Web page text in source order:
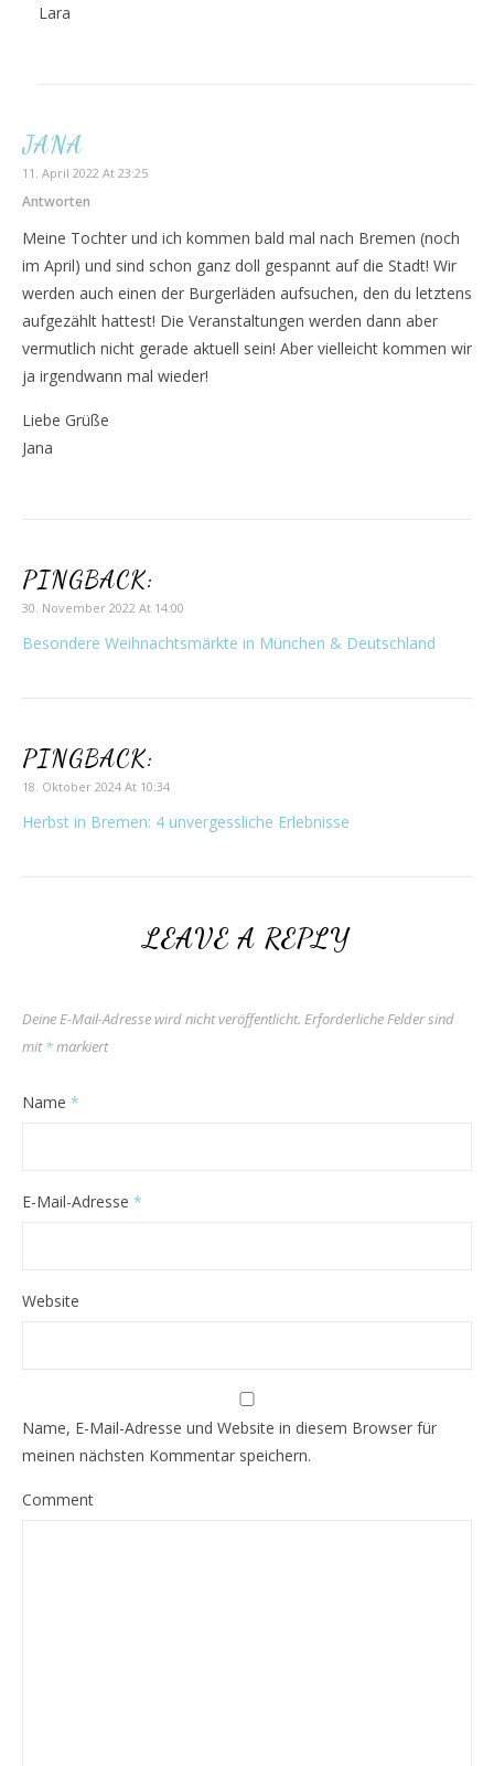
Lara
JANA
11. April 2022 At 23:25
Antworten
Meine Tochter und ich kommen bald mal nach Bremen (noch
im April) und sind schon ganz doll gespannt auf die Stadt! Wir
werden auch einen der Burgerläden aufsuchen, den du letztens
aufgezählt hattest! Die Veranstaltungen werden dann aber
vermutlich nicht gerade aktuell sein! Aber vielleicht kommen wir
ja irgendwann mal wieder!
Liebe Grüße
Jana
PINGBACK:
30. November 2022 At 14:00
Besondere Weihnachtsmärkte in München & Deutschland
PINGBACK:
18. Oktober 2024 At 10:34
Herbst in Bremen: 4 unvergessliche Erlebnisse
LEAVE A REPLY
Deine E-Mail-Adresse wird nicht veröffentlicht. Erforderliche Felder sind
mit*markiert
Name *
E-Mail-Adresse *
Website
Name, E-Mail-Adresse und Website in diesem Browser für
meinen nächsten Kommentar speichern.
Comment